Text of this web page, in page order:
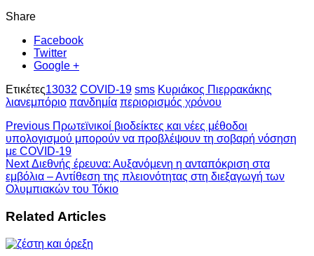
Share
Facebook
Twitter
Google +
Ετικέτες13032 COVID-19 sms Κυριάκος Πιερρακάκης
λιανεμπόριο πανδημία περιορισμός χρόνου
Previous Πρωτεϊνικοί βιοδείκτες και νέες μέθοδοι
υπολογισμού μπορούν να προβλέψουν τη σοβαρή νόσηση
με COVID-19
NextΔιεθνής έρευνα: Αυξανόμενη η ανταπόκριση στα
εμβόλια – Αντίθεση της πλειονότητας στη διεξαγωγή των
Ολυμπιακών του Τόκιο
Related Articles